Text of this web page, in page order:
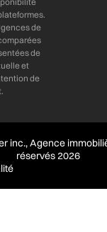
de
de
et
de
inc., Agence
réservés 2026